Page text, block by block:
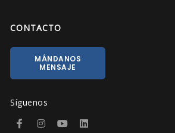
CONTACTO
MÁNDANOS
MENSAJE
Síguenos